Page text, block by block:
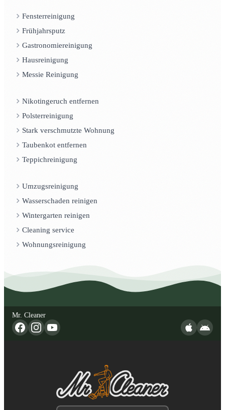
Fensterreinigung
Frühjahrsputz
Gastronomiereinigung
Hausreinigung
Messie Reinigung
Nikotingeruch entfernen
Polsterreinigung
Stark verschmutzte Wohnung
Taubenkot entfernen
Teppichreinigung
Umzugsreinigung
Wasserschaden reinigen
Wintergarten reinigen
Cleaning service
Wohnungsreinigung
Mr. Cleaner